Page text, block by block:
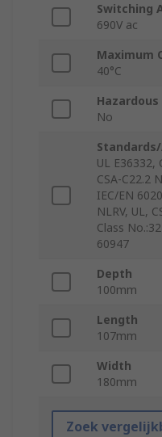
Switching
690V ac
Maximum
40°C
No
UL E36332,
CSA-C22.2
IEC/EN
NLRV, UL,
Class
60947
Depth
100mm
Length
107mm
Width
180mm
Zoek